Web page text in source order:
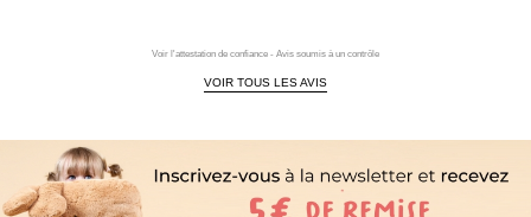
Voir l'attestation de confiance - Avis soumis à un contrôle
VOIR TOUS LES AVIS